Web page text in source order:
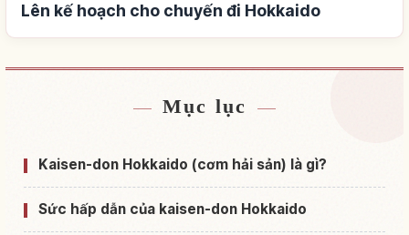
Lên kế hoạch cho chuyến đi Hokkaido
Tìm chỗ ở gần Hokkaido
Tìm trải nghiệm tại Hokkaido↗
Mục lục
Kaisen-don Hokkaido (cơm hải sản) là gì?
Sức hấp dẫn của kaisen-don Hokkaido